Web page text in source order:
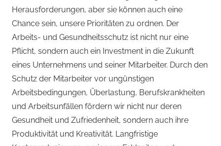
MHBA
Herausforderungen, aber sie können auch eine
Chance sein, unsere Prioritäten zu ordnen. Der
Arbeits- und Gesundheitsschutz ist nicht nur eine
Pflicht, sondern auch ein Investment in die Zukunft
eines Unternehmens und seiner Mitarbeiter. Durch den
Schutz der Mitarbeiter vor ungünstigen
Arbeitsbedingungen, Überlastung, Berufskrankheiten
und Arbeitsunfällen fördern wir nicht nur deren
Gesundheit und Zufriedenheit, sondern auch ihre
Produktivität und Kreativität. Langfristige